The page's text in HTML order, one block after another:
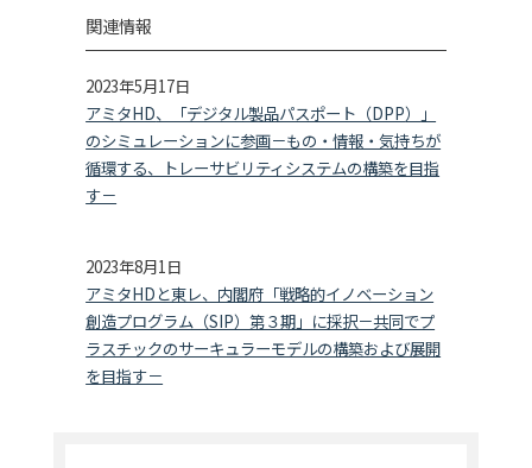
関連情報
2023年5月17日
アミタHD、「デジタル製品パスポート（DPP）
」
のシミュレーションに参画－もの・情報・気持ちが
循環する、トレーサビリティシステムの構築を目指
す－
2023年8月1 日
アミタHDと東レ、内閣府「戦略的イノベーション
創造プログラム（SIP）第３期」に採択－共同でプ
ラスチックのサーキュラーモデルの構築および展開
を目指す－